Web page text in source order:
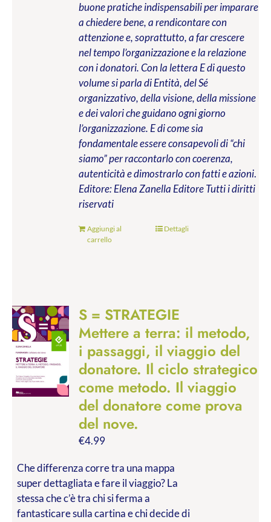
buone pratiche indispensabili per imparare
a chiedere bene, a rendicontare con
attenzione e, soprattutto, a far crescere
nel tempo l’organizzazione e la relazione
con i donatori. Con la lettera E di questo
volume si parla di Entità, del Sé
organizzativo, della visione, della missione
e dei valori che guidano ogni giorno
l’organizzazione. E di come sia
fondamentale essere consapevoli di “chi
siamo” per raccontarlo con coerenza,
autenticità e dimostrarlo con fatti e azioni.
Editore: Elena Zanella EditoreTutti i diritti
riservati
Aggiungi al
carrello
Dettagli
S = STRATEGIE
Mettere a terra: il metodo,
i passaggi, il viaggio del
donatore. Il ciclo strategico
come metodo. Il viaggio
del donatore come prova
del nove.
€4.99
Che differenza corre tra una mappa
super dettagliata e fare il viaggio? La
stessa che c’è tra chi si ferma a
fantasticare sulla cartina e chi decide di